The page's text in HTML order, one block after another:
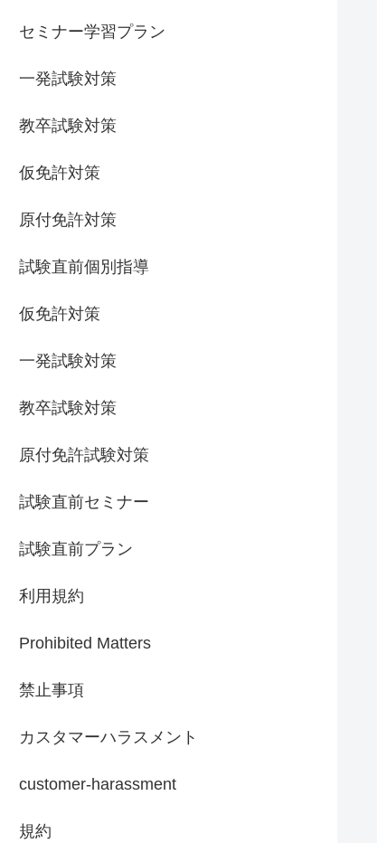
セミナー学習プラン
一発試験対策
教卒試験対策
仮免許対策
原付免許対策
試験直前個別指導
仮免許対策
一発試験対策
教卒試験対策
原付免許試験対策
試験直前セミナー
試験直前プラン
利用規約
Prohibited Matters
禁止事項
カスタマーハラスメント
customer-harassment
規約